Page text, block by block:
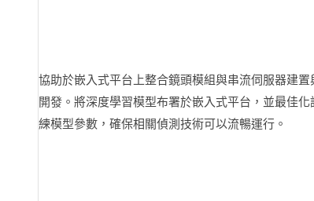
協助於嵌入式平台上整合鏡頭模組與串流伺服器建置
開發。將深度學習模型布署於嵌入式平台，並最佳化
練模型參數，確保相關偵測技術可以流暢運行。